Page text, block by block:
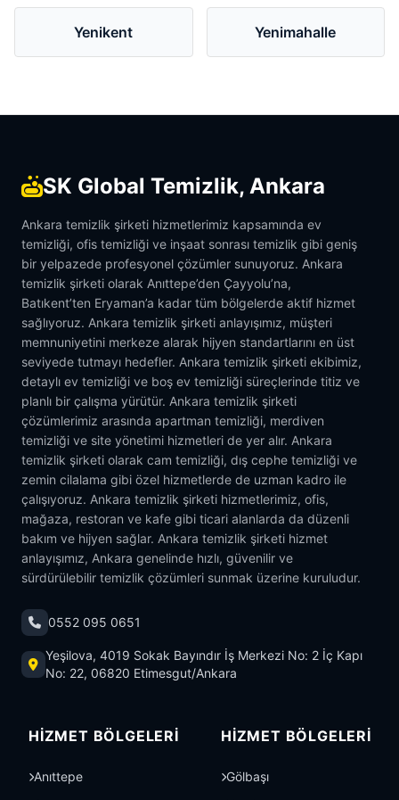
Yenikent Yenimahalle
SK Global Temizlik, Ankara
Ankara temizlik şirketi hizmetlerimiz kapsamında ev
temizliği, ofis temizliği ve inşaat sonrası temizlik gibi geniş
bir yelpazede profesyonel çözümler sunuyoruz. Ankara
temizlik şirketi olarak Anıttepe’den Çayyolu’na,
Batıkent’ten Eryaman’a kadar tüm bölgelerde aktif hizmet
sağlıyoruz. Ankara temizlik şirketi anlayışımız, müşteri
memnuniyetini merkeze alarak hijyen standartlarını en üst
seviyede tutmayı hedefler. Ankara temizlik şirketi ekibimiz,
detaylı ev temizliği ve boş ev temizliği süreçlerinde titiz ve
planlı bir çalışma yürütür. Ankara temizlik şirketi
çözümlerimiz arasında apartman temizliği, merdiven
temizliği ve site yönetimi hizmetleri de yer alır. Ankara
temizlik şirketi olarak cam temizliği, dış cephe temizliği ve
zemin cilalama gibi özel hizmetlerde de uzman kadro ile
çalışıyoruz. Ankara temizlik şirketi hizmetlerimiz, ofis,
mağaza, restoran ve kafe gibi ticari alanlarda da düzenli
bakım ve hijyen sağlar. Ankara temizlik şirketi hizmet
anlayışımız, Ankara genelinde hızlı, güvenilir ve
sürdürülebilir temizlik çözümleri sunmak üzerine kuruludur.
0552 095 0651
Yeşilova, 4019 Sokak Bayındır İş Merkezi No: 2 İç Kapı
No: 22, 06820 Etimesgut/Ankara
HIZMET BÖLGELERI
Anıttepe
HIZMET BÖLGELERI
Gölbaşı